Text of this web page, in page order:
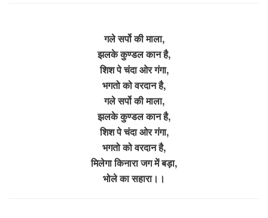
गले सर्पो की माला,
झलके कुण्डल कान है,
शिश पे चंदा ओर गंगा,
भगतो को वरदान है,
गले सर्पो की माला,
झलके कुण्डल कान है,
शिश पे चंदा ओर गंगा,
भगतो को वरदान है,
मिलेगा किनारा जग में बड़ा,
भोले का सहारा।।